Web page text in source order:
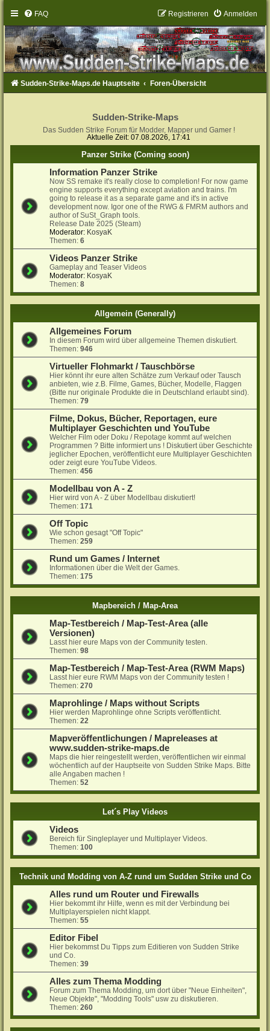
FAQ Anmelden
Registrieren
Sudden-Strike-Maps.de Hauptseite Foren-Übersicht
Sudden-Strike-Maps
Das Sudden Strike Forum für Modder, Mapper und Gamer !
Aktuelle Zeit: 07.08.2026, 17:41
Panzer Strike (Coming soon)
Information Panzer Strike
Now SS remake it's really close to completion! For now game
engine supports everything except aviation and trains. I'm
going to release it as a separate game and it's in active
development now. Igor one of the RWG & FMRM authors and
author of SuSt_Graph tools.
Release Date 2025 (Steam)
Moderator: KosyaK
Themen:6
Videos Panzer Strike
Gameplay and Teaser Videos
Moderator: KosyaK
Themen:8
Allgemein (Generally)
Allgemeines Forum
In diesem Forum wird über allgemeine Themen diskutiert.
Themen:946
Virtueller Flohmarkt / Tauschbörse
Hier könnt ihr eure alten Schätze zum Verkauf oder Tausch
anbieten, wie z.B. Filme, Games, Bücher, Modelle, Flaggen
(Bitte nur originale Produkte die in Deutschland erlaubt sind).
Themen:79
Filme, Dokus, Bücher, Reportagen, eure
Multiplayer Geschichten und YouTube
Welcher Film oder Doku / Repotage kommt auf welchen
Programmen ? Bitte informiert uns ! Diskutiert über Geschichte
jeglicher Epochen, veröffentlicht eure Multiplayer Geschichten
oder zeigt eure YouTube Videos.
Themen:456
Modellbau von A - Z
Hier wird von A - Z über Modellbau diskutiert!
Themen:171
Off Topic
Wie schon gesagt "Off Topic"
Themen:259
Rund um Games / Internet
Informationen über die Welt der Games.
Themen:175
Mapbereich / Map-Area
Map-Testbereich / Map-Test-Area (alle
Versionen)
Lasst hier eure Maps von der Community testen.
Themen:98
Map-Testbereich / Map-Test-Area (RWM Maps)
Lasst hier eure RWM Maps von der Community testen !
Themen:270
Maprohlinge / Maps without Scripts
Hier werden Maprohlinge ohne Scripts veröffentlicht.
Themen:22
Mapveröffentlichungen / Mapreleases at
www.sudden-strike-maps.de
Maps die hier reingestellt werden, veröffentlichen wir einmal
wöchentlich auf der Hauptseite von Sudden Strike Maps. Bitte
alle Angaben machen !
Themen:52
Let´s Play Videos
Videos
Bereich für Singleplayer und Multiplayer Videos.
Themen:100
Technik und Modding von A-Z rund um Sudden Strike und Co
Alles rund um Router und Firewalls
Hier bekommt ihr Hilfe, wenn es mit der Verbindung bei
Multiplayerspielen nicht klappt.
Themen:55
Editor Fibel
Hier bekommst Du Tipps zum Editieren von Sudden Strike
und Co.
Themen:39
Alles zum Thema Modding
Forum zum Thema Modding, um dort über "Neue Einheiten",
Neue Objekte", "Modding Tools" usw zu diskutieren.
Themen:260